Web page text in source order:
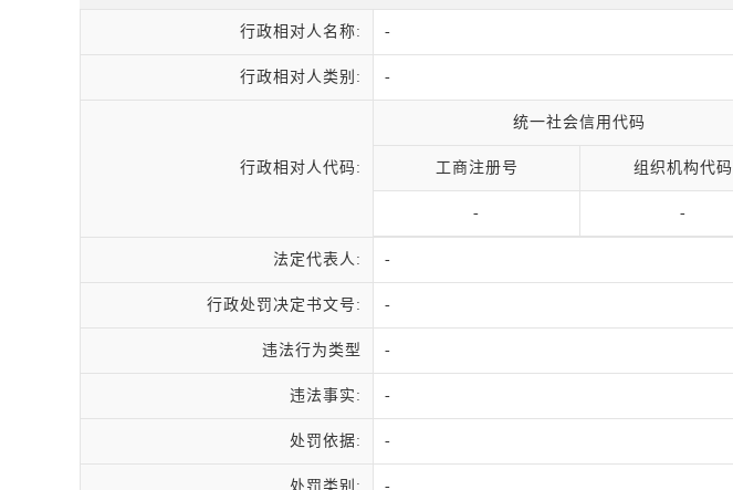
行政相对人名称: -
行政相对人类别: -
行政相对人代码:
统一社会信用代码
工商注册号 组织机构代码
- -
法定代表人: -
行政处罚决定书文号: -
违法行为类型 -
违法事实: -
处罚依据: -
处罚类别: -